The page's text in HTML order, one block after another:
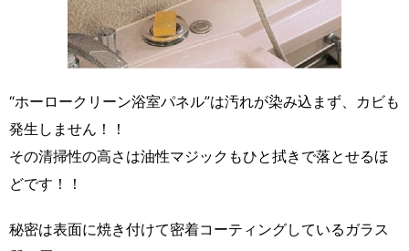
“ホーロークリーン浴室パネル”は汚れが染み込まず、カビも
発生しません！！
その清掃性の高さは油性マジックもひと拭きで落とせるほ
どです！！
秘密は表面に焼き付けて密着コーティングしているガラス